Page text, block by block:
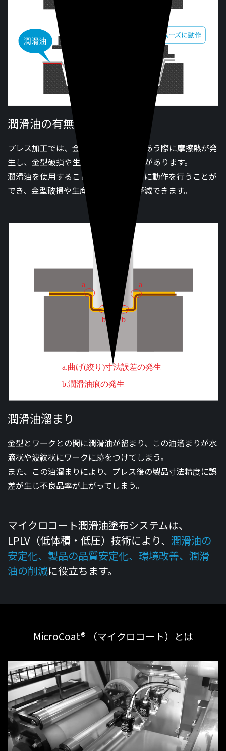
潤滑油の有無による違い
プレス加工では、金型とワークが擦れあう際に摩擦熱が発
生し、金型破損や生産不良が起ることがあります。
潤滑油を使用することによりスムーズに動作を行うことが
でき、金型破損や生産不良の発生を軽減できます。
潤滑油溜まり
金型とワークとの間に潤滑油が留まり、この油溜まりが水
滴状や波紋状にワークに跡をつけてしまう。
また、この油溜まりにより、プレス後の製品寸法精度に誤
差が生じ不良品率が上がってしまう。
マイクロコート潤滑油塗布システムは、
LPLV（低体積・低圧）技術により、 潤滑油の
安定化、製品の品質安定化、環境改善、潤滑
油の削減に役立ちます。
MicroCoat® （マイクロコート）とは